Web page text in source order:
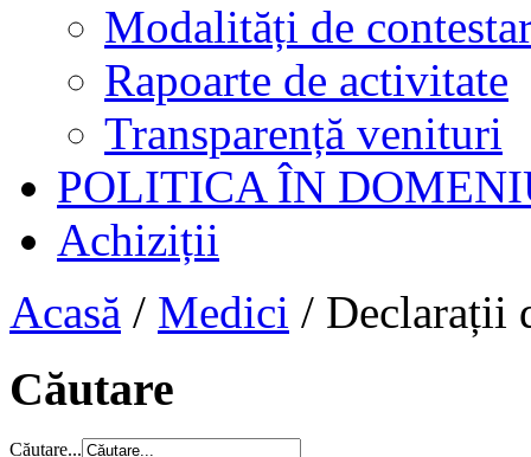
Modalități de
Rapoarte de activitate
Transparență venituri
POLITICA ÎN
Achiziții
Acasă / Medici / Declarații
Căutare
Căutare...